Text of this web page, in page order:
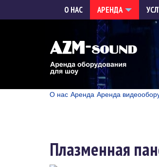
О НАС АРЕНДА
О нас Аренда Аренда
Плазменная